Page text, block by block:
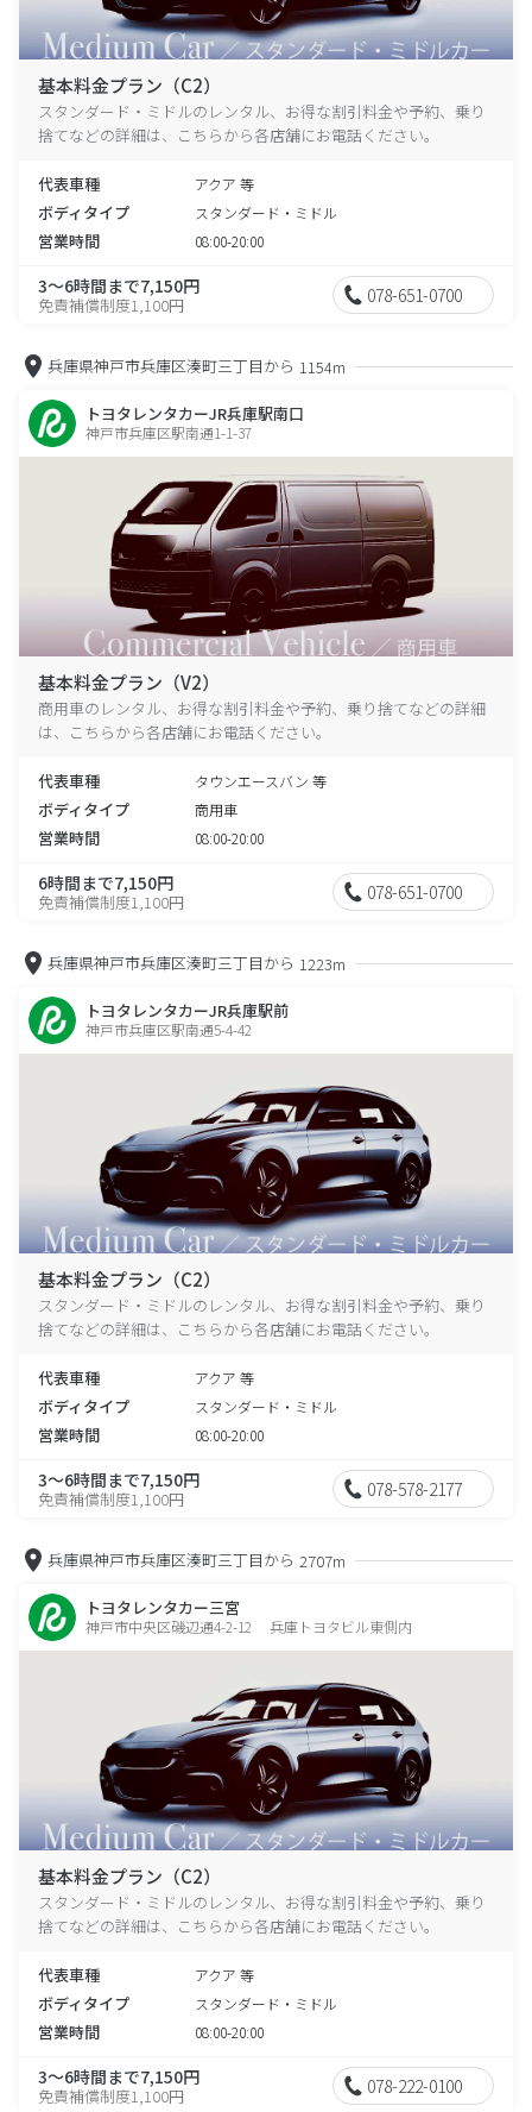
基本料金プラン（C2）
スタンダード・ミドルのレンタル、お得な割引料金や予約、乗り
捨てなどの詳細は、こちらから各店舗にお電話ください。
代表車種 アクア 等
ボディタイプ スタンダード・ミドル
営業時間 08:00-20:00
3～6時間まで7,150円
免責補償制度1,100円 078-651-0700
兵庫県神戸市兵庫区湊町三丁目から 1154m
トヨタレンタカーJR兵庫駅南口
神戸市兵庫区駅南通1-1-37
基本料金プラン（V2）
商用車のレンタル、お得な割引料金や予約、乗り捨てなどの詳細
は、こちらから各店舗にお電話ください。
代表車種 タウンエースバン 等
ボディタイプ 商用車
営業時間 08:00-20:00
6時間まで7,150円
免責補償制度1,100円 078-651-0700
兵庫県神戸市兵庫区湊町三丁目から 1223m
トヨタレンタカーJR兵庫駅前
神戸市兵庫区駅南通5-4-42
基本料金プラン（C2）
スタンダード・ミドルのレンタル、お得な割引料金や予約、乗り
捨てなどの詳細は、こちらから各店舗にお電話ください。
代表車種 アクア 等
ボディタイプ スタンダード・ミドル
営業時間 08:00-20:00
3～6時間まで7,150円
免責補償制度1,100円 078-578-2177
兵庫県神戸市兵庫区湊町三丁目から 2707m
トヨタレンタカー三宮
神戸市中央区磯辺通4-2-12 兵庫トヨタビル東側内
基本料金プラン（C2）
スタンダード・ミドルのレンタル、お得な割引料金や予約、乗り
捨てなどの詳細は、こちらから各店舗にお電話ください。
代表車種 アクア 等
ボディタイプ スタンダード・ミドル
営業時間 08:00-20:00
3～6時間まで7,150円
免責補償制度1,100円 078-222-0100